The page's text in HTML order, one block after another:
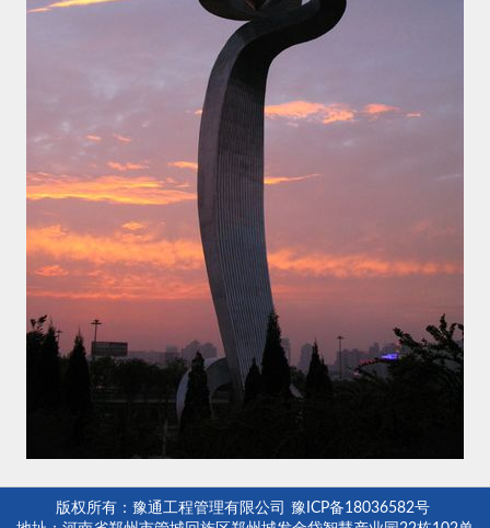
版权所有：豫通工程管理有限公司
豫ICP备18036582号